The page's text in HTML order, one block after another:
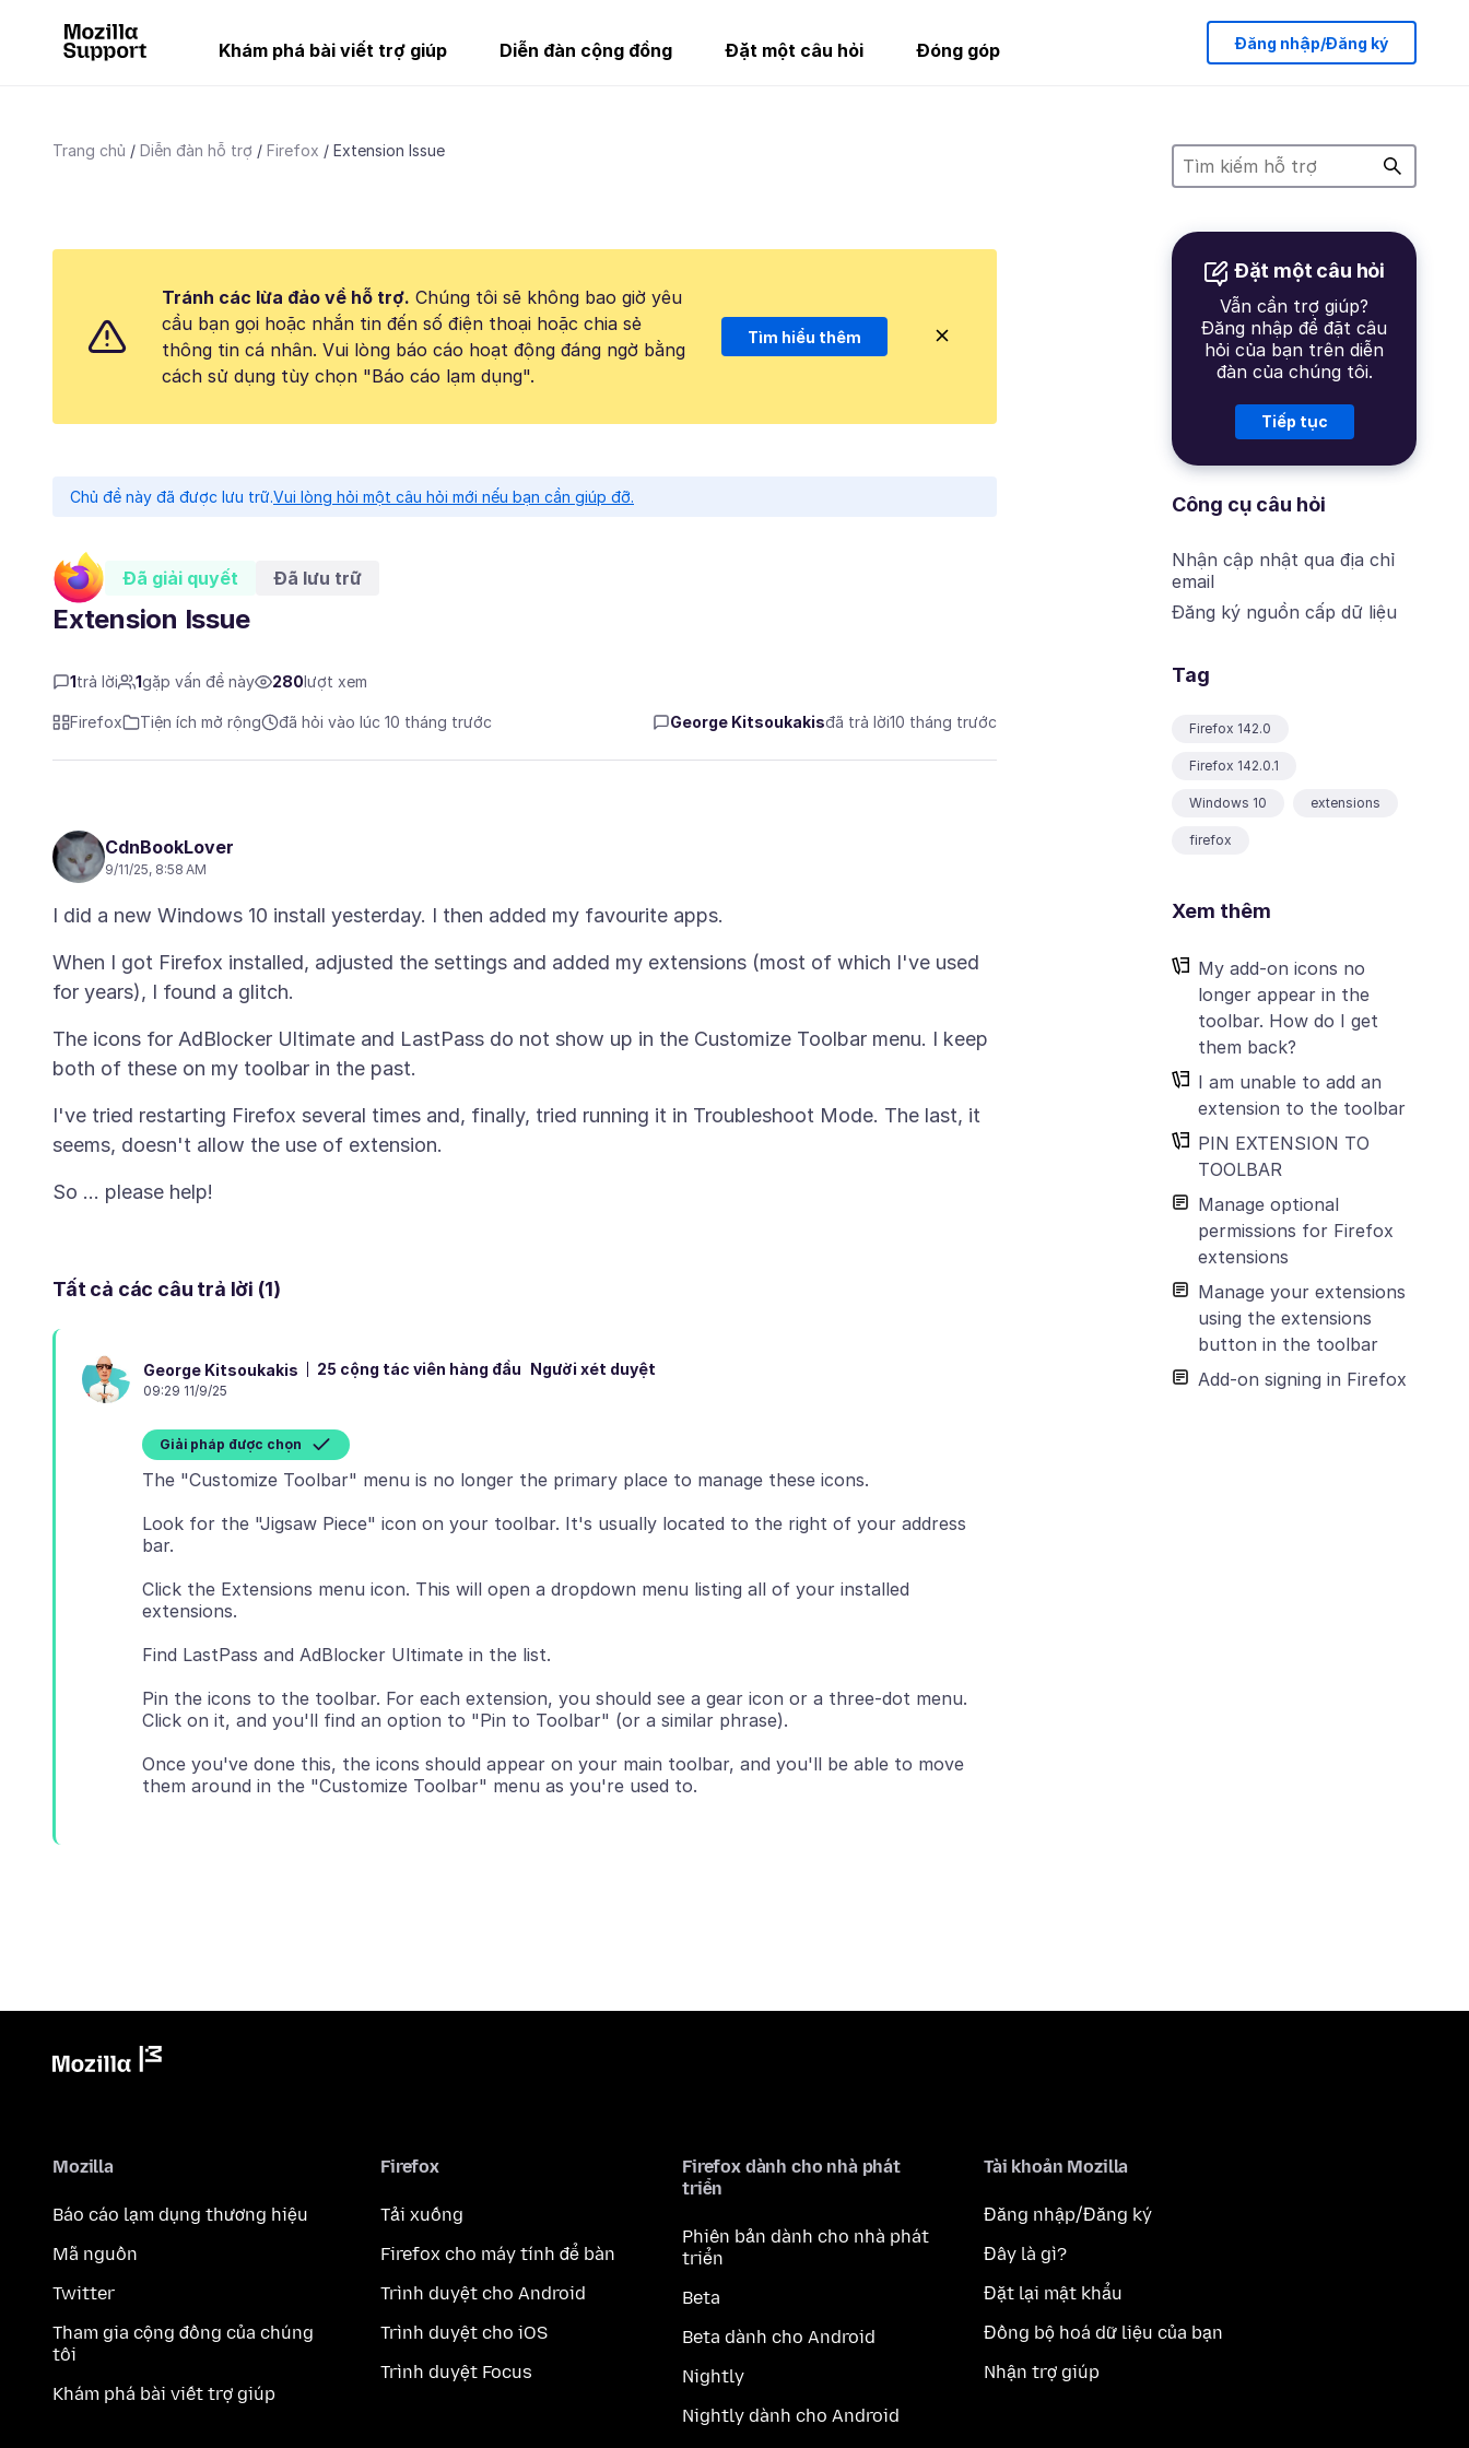
Khám phá bài viết trợ giúp Diễn đàn cộng đồng Đặt một câu hỏi Đóng góp Đăng nhập/Đăng ký
Trang chủ Diễn đàn hỗ trợ Firefox Extension Issue
Đặt một câu hỏi
Vẫn cần trợ giúp?
Đăng nhập để đặt câu
hỏi của bạn trên diễn
đàn của chúng tôi.
Tiếp tục
Công cụ câu hỏi
Nhận cập nhật qua địa chỉ
email
Đăng ký nguồn cấp dữ liệu
Tag
Firefox 142.0
Firefox 142.0.1
Windows 10 extensions
firefox
Xem thêm
My add-on icons no
longer appear in the
toolbar. How do I get
them back?
I am unable to add an
extension to the toolbar
PIN EXTENSION TO
TOOLBAR
Manage optional
permissions for Firefox
extensions
Manage your extensions
using the extensions
button in the toolbar
Add-on signing in Firefox
Tránh các lừa đảo về hỗ trợ. Chúng tôi sẽ không bao giờ yêu
cầu bạn gọi hoặc nhắn tin đến số điện thoại hoặc chia sẻ
thông tin cá nhân. Vui lòng báo cáo hoạt động đáng ngờ bằng
cách sử dụng tùy chọn "Báo cáo lạm dụng".
Tìm hiểu thêm
Chủ đề này đã được lưu trữ.Vui lòng hỏi một câu hỏi mới nếu bạn cần giúp đỡ.
Đã giải quyết Đã lưu trữ
Extension Issue
1 trả lời 1gặp vấn đề này 280 lượt xem
Firefox Tiện ích mở rộng đã hỏi vào lúc 10 tháng trước George Kitsoukakisđã trả lời10 tháng trước
CdnBookLover
9/11/25, 8:58 AM
When I got Firefox installed, adjusted the settings and added my extensions (most of which I've used
The icons for AdBlocker Ultimate and LastPass do not show up in the Customize Toolbar menu. I keep
I've tried restarting Firefox several times and, finally, tried running it in Troubleshoot Mode. The last, it
Tất cả các câu trả lời (1)
George Kitsoukakis 25 cộng tác viên hàng đầu Người xét duyệt
09:29 11/9/25
Giải pháp được chọn
Look for the "Jigsaw Piece" icon on your toolbar. It's usually located to the right of your address
Click the Extensions menu icon. This will open a dropdown menu listing all of your installed
Pin the icons to the toolbar. For each extension, you should see a gear icon or a three-dot menu.
Once you've done this, the icons should appear on your main toolbar, and you'll be able to move
Mozilla
Báo cáo lạm dụng thương hiệu
Mã nguồn
Twitter
Tham gia cộng đồng của chúng
tôi
Khám phá bài viết trợ giúp
Firefox
Tải xuống
Firefox cho máy tính để bàn
Trình duyệt cho Android
Trình duyệt cho iOS
Trình duyệt Focus
Firefox dành cho nhà phát
triển
Phiên bản dành cho nhà phát
triển
Beta
Beta dành cho Android
Nightly
Nightly dành cho Android
Tài khoản Mozilla
Đăng nhập/Đăng ký
Đây là gì?
Đặt lại mật khẩu
Đồng bộ hoá dữ liệu của bạn
Nhận trợ giúp